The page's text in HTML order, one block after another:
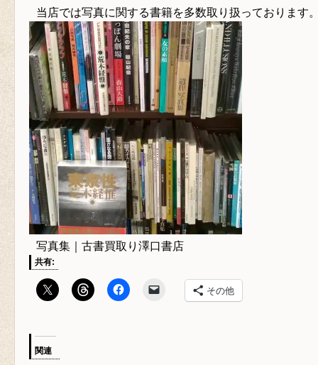
当店では写真に関する書籍を多数取り扱っております
写真集｜古書買取り澤口書店
共有:
その他
関連